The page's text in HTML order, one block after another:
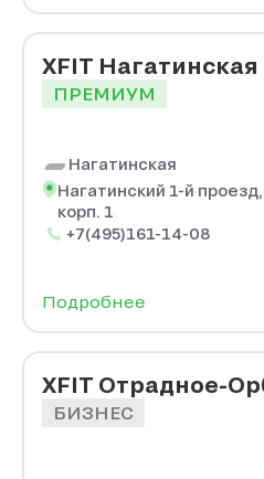
XFIT Нагатинская
ПРЕМИУМ
Нагатинская
Нагатинский 1-й
корп. 1
+7(495)161-14-08
Подробнее
XFIT Отрадное-
БИЗНЕС